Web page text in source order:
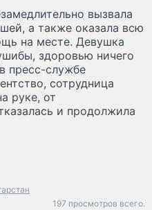
вызвала
а также оказала всю
на месте. Девушка
здоровью ничего
пресс-службе
сотрудница
руке, от
и продолжила
197 просмотров всего.